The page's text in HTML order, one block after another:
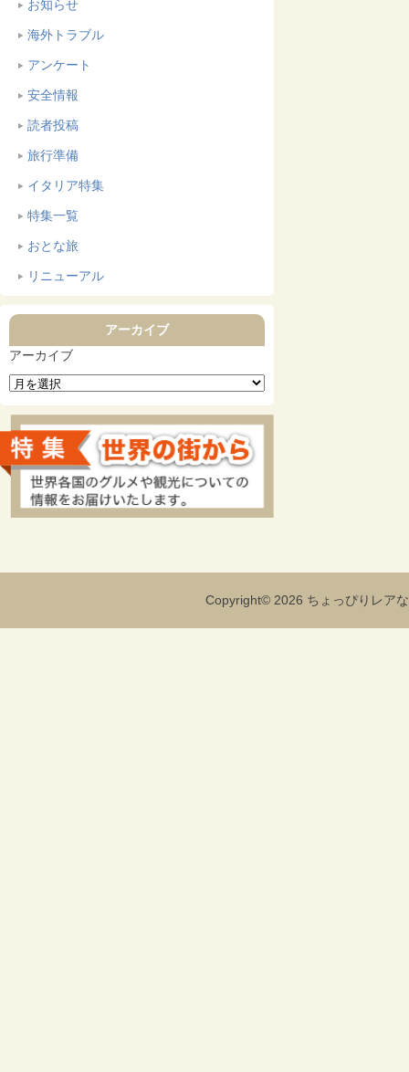
お知らせ
海外トラブル
アンケート
安全情報
読者投稿
旅行準備
イタリア特集
特集一覧
おとな旅
リニューアル
アーカイブ
アーカイブ
Copyright© 2026 ちょっぴりレ